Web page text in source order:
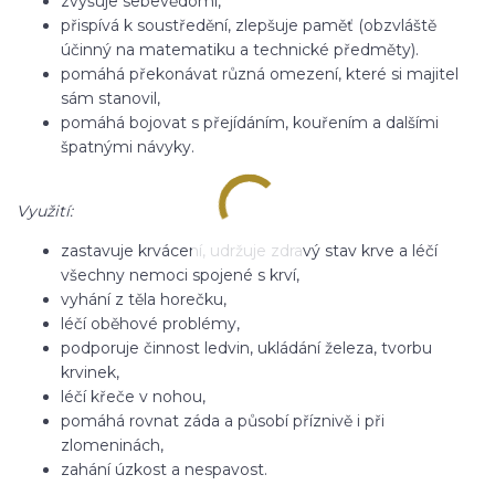
přispívá k soustředění, zlepšuje paměť (obzvláště
účinný na matematiku a technické předměty).
pomáhá překonávat různá omezení, které si majitel
sám stanovil,
pomáhá bojovat s přejídáním, kouřením a dalšími
špatnými návyky.
Využití:
zastavuje krvácení, udržuje zdravý stav krve a léčí
všechny nemoci spojené s krví,
vyhání z těla horečku,
léčí oběhové problémy,
podporuje činnost ledvin, ukládání železa, tvorbu
krvinek,
léčí křeče v nohou,
pomáhá rovnat záda a působí příznivě i při
zlomeninách,
zahání úzkost a nespavost.